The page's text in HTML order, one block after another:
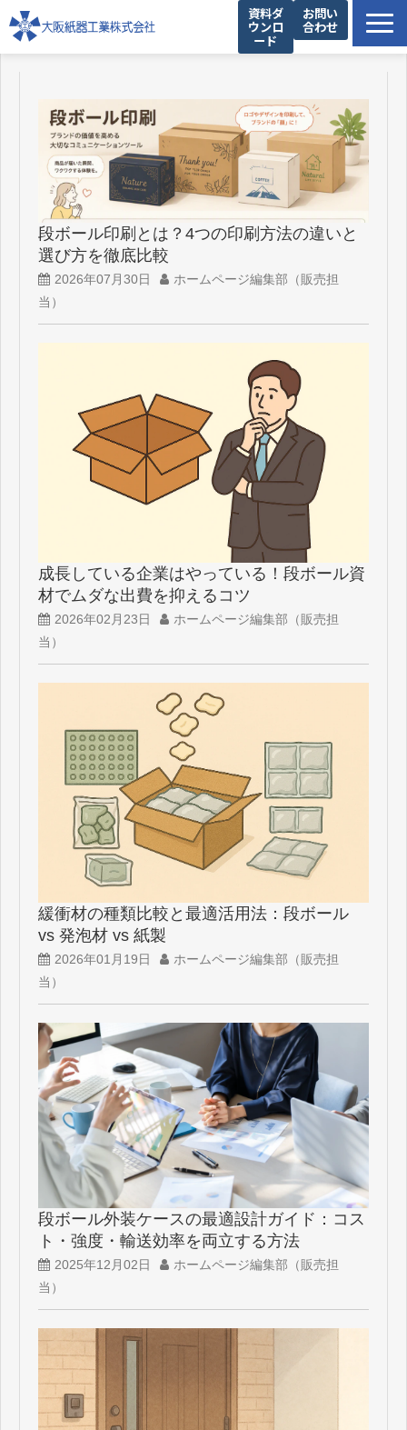
資料ダ
ウンロ
ード
お問い
合わせ
私たちの強み
設備紹介
提案事例
お役立ち情報
企業情報
段ボール印刷とは？4つの印刷方法の違いと
選び方を徹底比較
2026年07月30日
ホームページ編集部（販売担
当）
成長している企業はやっている！段ボール資
材でムダな出費を抑えるコツ
2026年02月23日
ホームページ編集部（販売担
当）
緩衝材の種類比較と最適活用法：段ボール
vs 発泡材 vs 紙製
2026年01月19日
ホームページ編集部（販売担
当）
段ボール外装ケースの最適設計ガイド：コス
ト・強度・輸送効率を両立する方法
2025年12月02日
ホームページ編集部（販売担
当）